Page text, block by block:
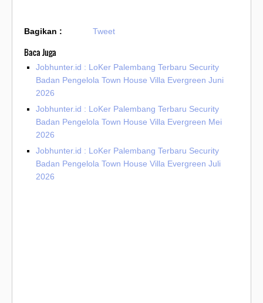
Bagikan : Tweet
Baca Juga
Jobhunter.id : LoKer Palembang Terbaru Security
Badan Pengelola Town House Villa Evergreen Juni
2026
Jobhunter.id : LoKer Palembang Terbaru Security
Badan Pengelola Town House Villa Evergreen Mei
2026
Jobhunter.id : LoKer Palembang Terbaru Security
Badan Pengelola Town House Villa Evergreen Juli
2026